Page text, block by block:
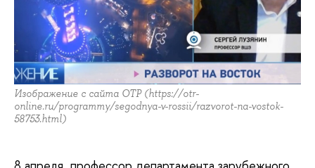
Изображение с сайта ОТР (https://otr-
online.ru/programmy/segodnya-v-rossii/razvorot-na-vostok-
58753.html)